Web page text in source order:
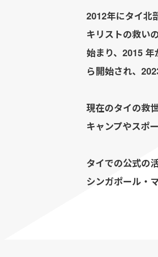
2012年にタイ北
キリストの救い
始まり、2015
ら開始され、
現在のタイの救
キャンプやスポ
タイでの公式の
シンガポール・